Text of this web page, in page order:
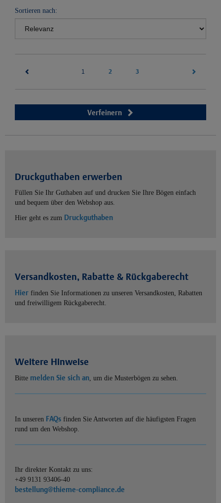
Sortieren nach:
1 2 3
Verfeinern
Druckguthaben erwerben
Füllen Sie Ihr Guthaben auf und drucken Sie Ihre Bögen einfach
und bequem über den Webshop aus.
Hier geht es zum Druckguthaben
Versandkosten, Rabatte & Rückgaberecht
Hier finden Sie Informationen zu unseren Versandkosten, Rabatten
und freiwilligem Rückgaberecht.
Weitere Hinweise
Bitte melden Sie sich an, um die Musterbögen zu sehen.
In unseren FAQs finden Sie Antworten auf die häufigsten Fragen
rund um den Webshop.
Ihr direkter Kontakt zu uns:
+49 9131 93406-40
bestellung@thieme-compliance.de